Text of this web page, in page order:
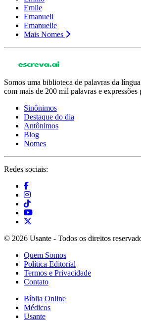
Emile
Emanueli
Emanuelle
Mais Nomes
Somos uma biblioteca de palavras da
com mais de 200 mil palavras e expressões
Sinônimos
Destaque do dia
Antônimos
Blog
Nomes
Redes sociais:
© 2026 Usante - Todos os direitos
Quem Somos
Política Editorial
Termos e Privacidade
Contato
Bíblia Online
Médicos
Usante